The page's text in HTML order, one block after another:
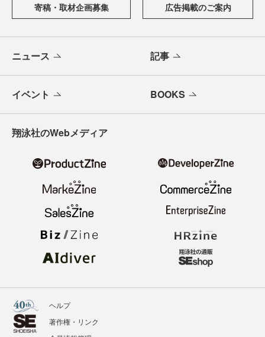
寄稿・取材企画募集 広告掲載のご案内
ニュース 記事
イベント BOOKS
翔泳社のWebメディア
ヘルプ
著作権・リンク